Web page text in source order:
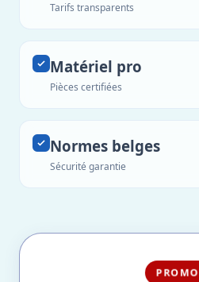
Tarifs transparents
Matériel pro
Pièces certifiées
Normes belges
Sécurité garantie
PROMO